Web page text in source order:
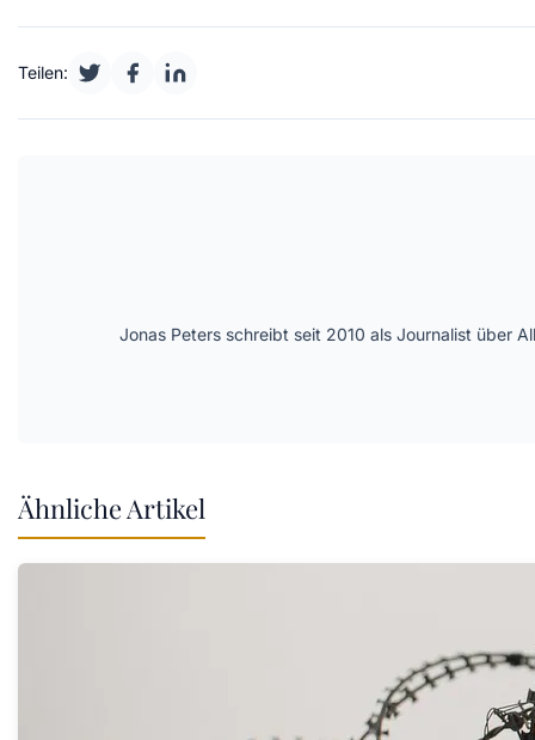
Teilen:
Jonas Peters schreibt seit 2010 als Journalist über
Ähnliche Artikel